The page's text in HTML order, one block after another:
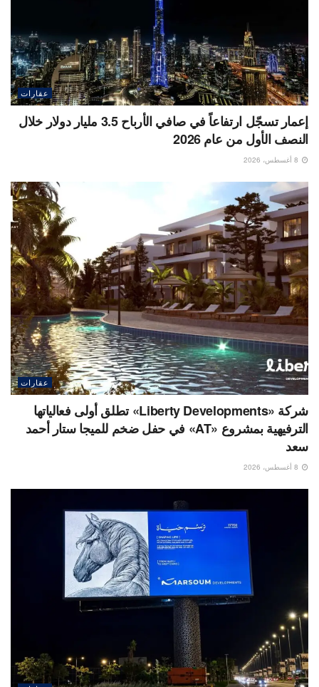
عقارات
إعمار تسجّل ارتفاعاً في صافي الأرباح 3.5 مليار دولار خلال
النصف الأول من عام 2026
عقارات
شركة «Liberty Developments» تطلق أولى فعالياتها
الترفيهية بمشروع «AT» في حفل ضخم للميجا ستار أحمد
سعد